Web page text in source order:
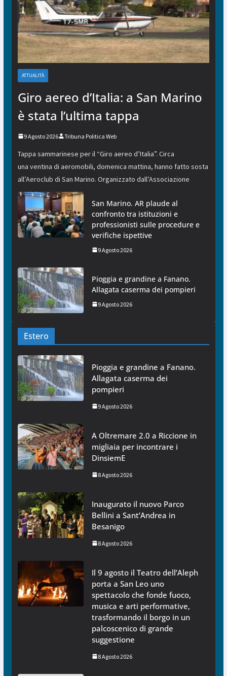
ATTUALITÀ
Giro aereo d’Italia: a San Marino
è stata l’ultima tappa
9 Agosto 2026 Tribuna Politica Web
Tappa sammarinese per il “Giro aereo d’Italia”. Circa
una ventina di aeromobili, domenica mattina, hanno fatto sosta
all’Aeroclub di San Marino. Organizzato dall’Associazione
San Marino. AR plaude al
confronto tra istituzioni e
professionisti sulle procedure e
verifiche ispettive
9 Agosto 2026
Pioggia e grandine a Fanano.
Allagata caserma dei pompieri
9 Agosto 2026
Estero
Pioggia e grandine a Fanano.
Allagata caserma dei
pompieri
9 Agosto 2026
A Oltremare 2.0 a Riccione in
migliaia per incontrare i
DinsiemE
8 Agosto 2026
Inaugurato il nuovo Parco
Bellini a Sant’Andrea in
Besanigo
8 Agosto 2026
Il 9 agosto il Teatro dell’Aleph
porta a San Leo uno
spettacolo che fonde fuoco,
musica e arti performative,
trasformando il borgo in un
palcoscenico di grande
suggestione
8 Agosto 2026